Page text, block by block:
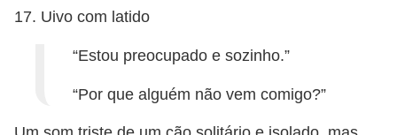
17. Uivo com latido
“Estou preocupado e sozinho.”
“Por que alguém não vem comigo?”